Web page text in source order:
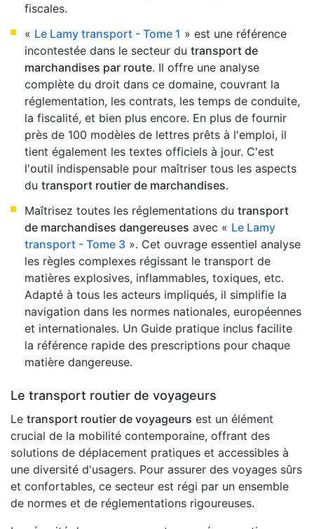
fiscales.
« Le Lamy transport - Tome 1 » est une référence
incontestée dans le secteur du transport de
marchandises par route. Il offre une analyse
complète du droit dans ce domaine, couvrant la
réglementation, les contrats, les temps de conduite,
la fiscalité, et bien plus encore. En plus de fournir
près de 100 modèles de lettres prêts à l'emploi, il
tient également les textes officiels à jour. C'est
l'outil indispensable pour maîtriser tous les aspects
du transport routier de marchandises.
Maîtrisez toutes les réglementations du transport
de marchandises dangereuses avec « Le Lamy
transport - Tome 3 ». Cet ouvrage essentiel analyse
les règles complexes régissant le transport de
matières explosives, inflammables, toxiques, etc.
Adapté à tous les acteurs impliqués, il simplifie la
navigation dans les normes nationales, européennes
et internationales. Un Guide pratique inclus facilite
la référence rapide des prescriptions pour chaque
matière dangereuse.
Le transport routier de voyageurs
Le transport routier de voyageurs est un élément
crucial de la mobilité contemporaine, offrant des
solutions de déplacement pratiques et accessibles à
une diversité d'usagers. Pour assurer des voyages sûrs
et confortables, ce secteur est régi par un ensemble
de normes et de réglementations rigoureuses.